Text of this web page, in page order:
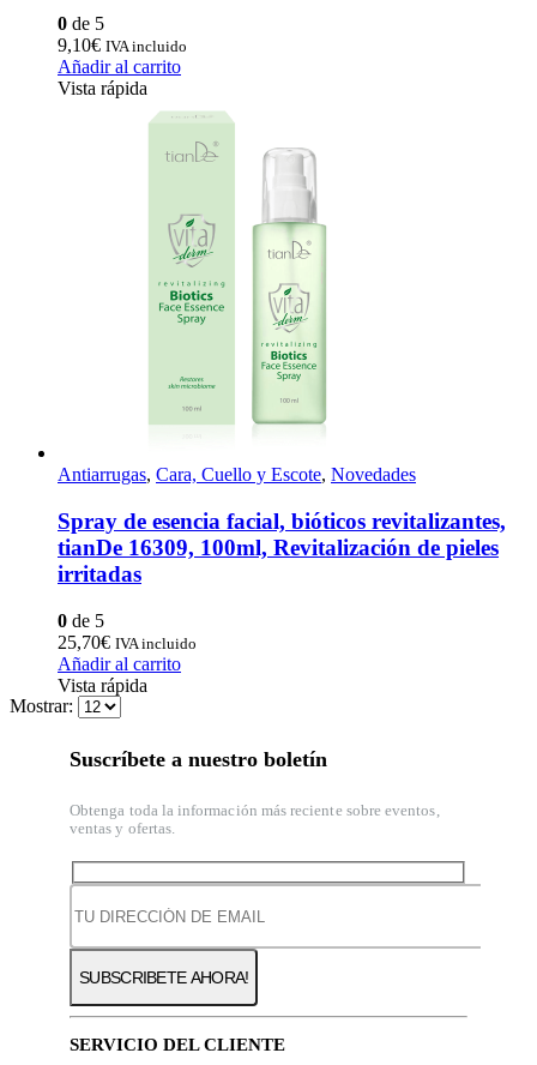
0 de 5
9,10€ IVA incluido
Añadir al carrito
Vista rápida
Antiarrugas, Cara, Cuello y Escote, Novedades
Spray de esencia facial, bióticos revitalizantes,
tianDe 16309, 100ml, Revitalización de pieles
irritadas
0 de 5
25,70€ IVA incluido
Añadir al carrito
Vista rápida
Mostrar:
Suscríbete a nuestro boletín
Obtenga toda la información más reciente sobre eventos,
ventas y ofertas.
SERVICIO DEL CLIENTE